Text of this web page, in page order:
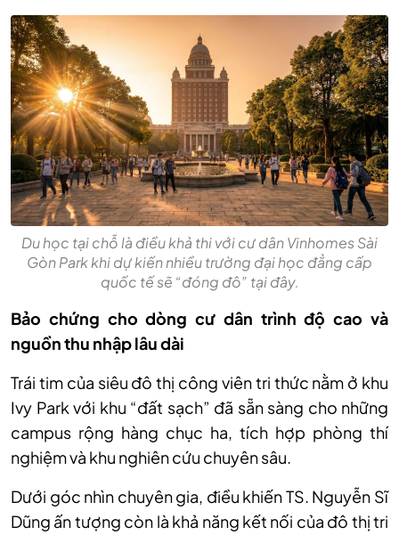
Du học tại chỗ là điều khả thi với cư dân Vinhomes Sài
Gòn Park khi dự kiến nhiều trường đại học đẳng cấp
quốc tế sẽ “đóng đô” tại đây.
Bảo chứng cho dòng cư dân trình độ cao và
nguồn thu nhập lâu dài
Trái tim của siêu đô thị công viên tri thức nằm ở khu
Ivy Park với khu “đất sạch” đã sẵn sàng cho những
campus rộng hàng chục ha, tích hợp phòng thí
nghiệm và khu nghiên cứu chuyên sâu.
Dưới góc nhìn chuyên gia, điều khiến TS. Nguyễn Sĩ
Dũng ấn tượng còn là khả năng kết nối của đô thị tri